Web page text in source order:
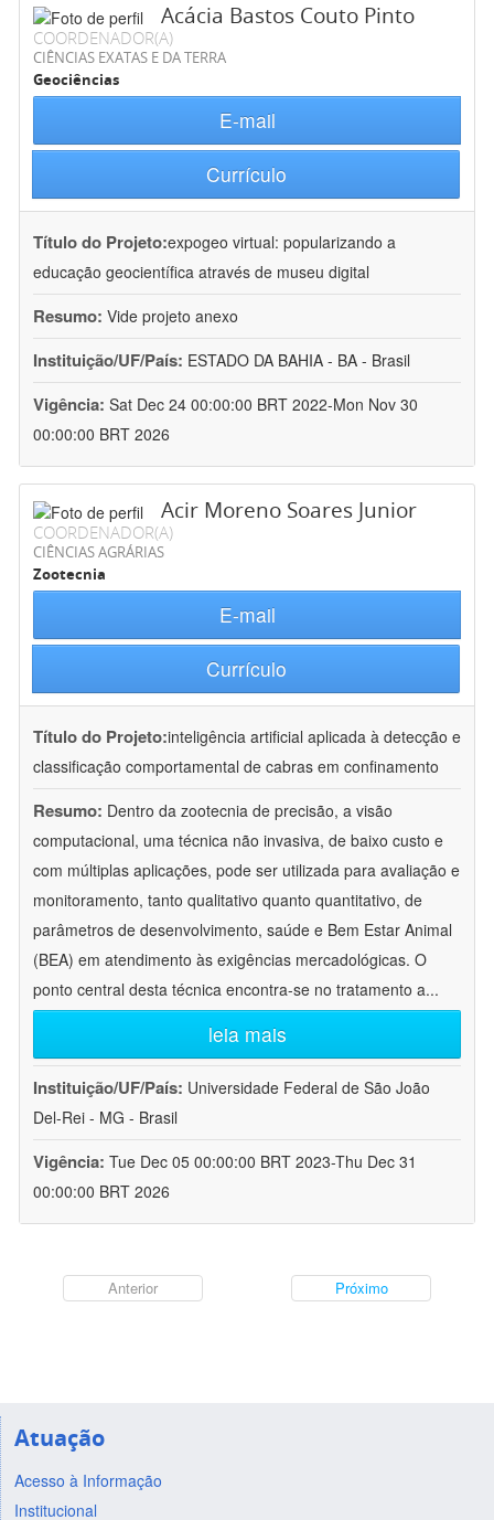
Acácia Bastos Couto Pinto
COORDENADOR(A)
CIÊNCIAS EXATAS E DA TERRA
Geociências
E-mail
Currículo
Título do Projeto:expogeo virtual: popularizando a
educação geocientífica através de museu digital
Resumo: Vide projeto anexo
Instituição/UF/País: ESTADO DA BAHIA - BA - Brasil
Vigência: Sat Dec 24 00:00:00 BRT 2022-Mon Nov 30
00:00:00 BRT 2026
Acir Moreno Soares Junior
COORDENADOR(A)
CIÊNCIAS AGRÁRIAS
Zootecnia
E-mail
Currículo
Título do Projeto:inteligência artificial aplicada à detecção e
classificação comportamental de cabras em confinamento
Resumo: Dentro da zootecnia de precisão, a visão
computacional, uma técnica não invasiva, de baixo custo e
com múltiplas aplicações, pode ser utilizada para avaliação e
monitoramento, tanto qualitativo quanto quantitativo, de
parâmetros de desenvolvimento, saúde e Bem Estar Animal
(BEA) em atendimento às exigências mercadológicas. O
ponto central desta técnica encontra-se no tratamento a...
leia mais
Instituição/UF/País: Universidade Federal de São João
Del-Rei - MG - Brasil
Vigência: Tue Dec 05 00:00:00 BRT 2023-Thu Dec 31
00:00:00 BRT 2026
Anterior Próximo
Atuação
Acesso à Informação
Institucional